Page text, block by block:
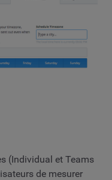
(Individual et Teams
de mesurer